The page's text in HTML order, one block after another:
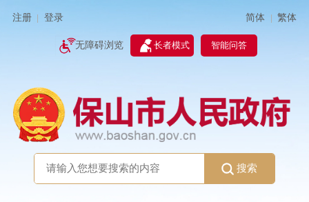
注册 登录 简体 | 繁体
无障碍浏览 长者模式 智能问答
搜索